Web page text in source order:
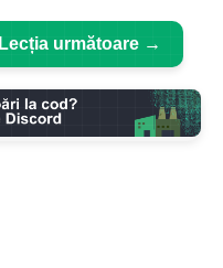
Lecția următoare →